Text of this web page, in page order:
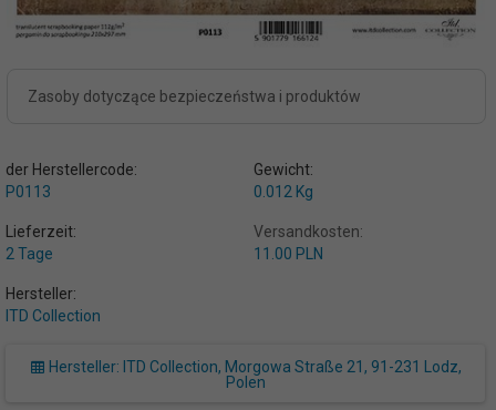
Zasoby dotyczące bezpieczeństwa i produktów
der Herstellercode:
P0113
Gewicht:
0.012 Kg
Lieferzeit:
2 Tage
Versandkosten:
11.00 PLN
Hersteller:
ITD Collection
Hersteller: ITD Collection, Morgowa Straße 21, 91-231 Lodz,
Polen